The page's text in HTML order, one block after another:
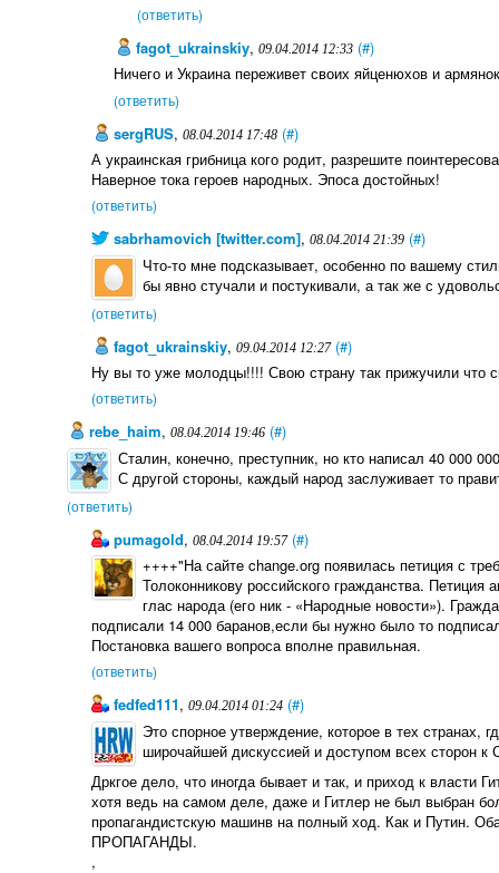
(ответить)
fagot_ukrainskiy,09.04.2014 12:33 (#)
Ничего и Украина переживет своих яйценюхов и
(ответить)
sergRUS, 08.04.2014 17:48 (#)
А украинская грибница кого родит, разрешите
Наверное тока героев народных. Эпоса достойных!
(ответить)
sabrhamovich [twitter.com], 08.04.2014 21:39 (#)
Что-то мне подсказывает, особенно по вашему
бы явно стучали и постукивали, а так же с
(ответить)
fagot_ukrainskiy, 09.04.2014 12:27 (#)
Ну вы то уже молодцы!!!! Свою страну так прижучили что
(ответить)
rebe_haim,08.04.2014 19:46 (#)
Сталин, конечно, преступник, но кто написал 40 000
С другой стороны, каждый народ заслуживает то
(ответить)
pumagold, 08.04.2014 19:57 (#)
++++"На сайтe change.org появилась петиция с
Толоконникову российского гражданства.
глас народа (его ник - «Народные новости»).
подписали 14 000 баранов,если бы нужно было то
Постановка вашего вопроса вполне правильная.
(ответить)
fedfed111, 09.04.2014 01:24 (#)
Это спорное утверждение, которое в тех странах,
широчайшей дискуссией и доступом всех сторон
Дркгое дело, что иногда бывает и так, и приход к власти
хотя ведь на самом деле, даже и Гитлер не был выбран
пропагандистскую машинв на полный ход. Как и
ПРОПАГАНДЫ.
,